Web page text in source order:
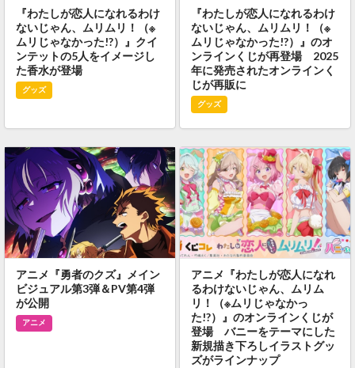
『わたしが恋人になれるわけ
ないじゃん、ムリムリ！（※
ムリじゃなかった!?）』クイ
ンテットの5人をイメージし
た香水が登場
グッズ
『わたしが恋人になれるわけ
ないじゃん、ムリムリ！（※
ムリじゃなかった!?）』のオ
ンラインくじが再登場 2025
年に発売されたオンラインく
じが再販に
グッズ
アニメ『勇者のクズ』メイン
ビジュアル第3弾＆PV第4弾
が公開
アニメ
アニメ『わたしが恋人になれ
るわけないじゃん、ムリム
リ！（※ムリじゃなかっ
た!?）』のオンラインくじが
登場 バニーをテーマにした
新規描き下ろしイラストグッ
ズがラインナップ